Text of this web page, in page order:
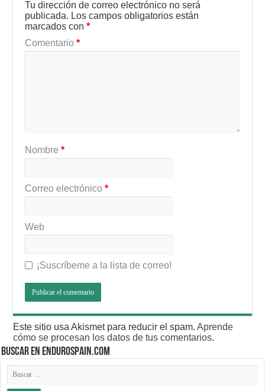
Tu dirección de correo electrónico no será
publicada. Los campos obligatorios están
marcados con*
Comentario*
Nombre*
Correo electrónico*
Web
¡Suscríbeme a la lista de correo!
Este sitio usa Akismet para reducir el spam.Aprende
cómo se procesan los datos de tus comentarios.
BUSCAR EN ENDUROSPAIN.COM